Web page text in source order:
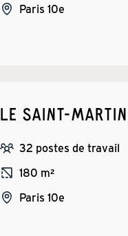
Paris 10e
LE SAINT-MARTIN
32 postes de travail
180 m²
Paris 10e